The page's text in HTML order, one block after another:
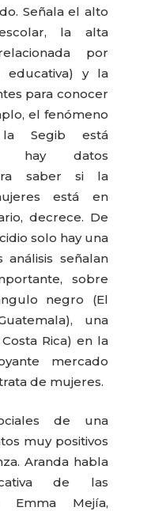
Señala el alto
la alta
por
educativa) y la
para conocer
el fenómeno
Segib está
hay datos
saber si la
está en
decrece. De
solo hay una
señalan
sobre
negro (El
una
Rica) en la
mercado
de mujeres.
de una
muy positivos
Aranda habla
de las
Emma Mejía,